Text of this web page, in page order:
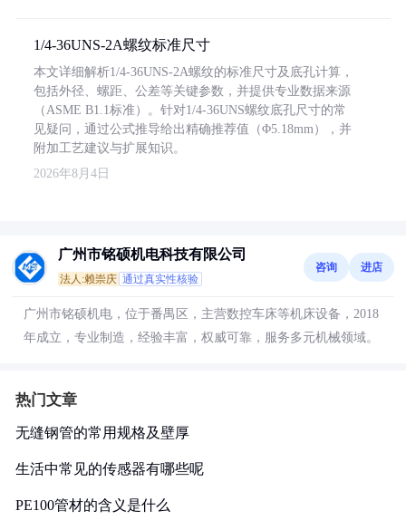
1/4-36UNS-2A螺纹标准尺寸
本文详细解析1/4-36UNS-2A螺纹的标准尺寸及底孔计算，
包括外径、螺距、公差等关键参数，并提供专业数据来源
（ASME B1.1标准）。针对1/4-36UNS螺纹底孔尺寸的常
见疑问，通过公式推导给出精确推荐值（Φ5.18mm），并
附加工艺建议与扩展知识。
2026年8月4日
广州市铭硕机电科技有限公司
法人:赖崇庆 通过真实性核验
咨询 进店
广州市铭硕机电，位于番禺区，主营数控车床等机床设备，2018
年成立，专业制造，经验丰富，权威可靠，服务多元机械领域。
热门文章
无缝钢管的常用规格及壁厚
生活中常见的传感器有哪些呢
PE100管材的含义是什么